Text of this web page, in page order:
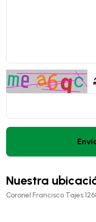
Nuestra
Coronel Francisco Tajes